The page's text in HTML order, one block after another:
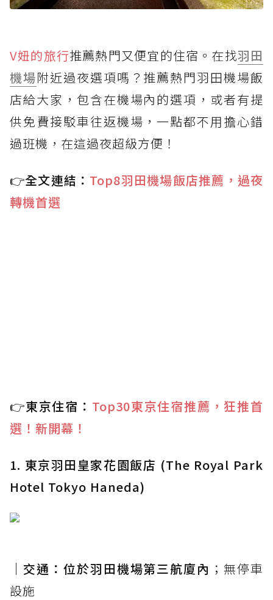
V妞的旅行推薦熱門又便宜的住宿。在找羽田
機場附近過夜選項嗎？推薦熱門羽田機場飯
店給大家，包含在機場內的選項，或者有提
供免費接駁車往返機場，一點都不用擔心錯
過班機，在這過夜超級方便！
👉全文連結： Top8羽田機場飯店推薦，過夜
轉機首選
👉東京住宿： Top30東京住宿推薦，狂推首
選！新開幕！
1. 東京羽田皇家花園飯店 (The Royal Park
Hotel Tokyo Haneda)
｜交通：位於羽田機場第三航廈內 ；無停車
設施